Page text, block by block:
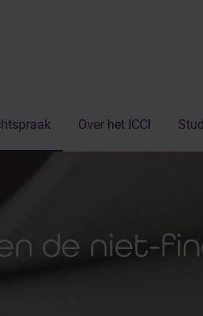
Over het ICCI
de niet-